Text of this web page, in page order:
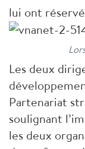
lui ont
Les deux
Partenariat
soulignant
les deux